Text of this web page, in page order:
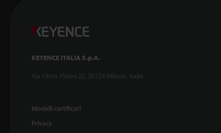
KEYENCE ITALIA S.p.A.
Via Vittor Pisani 22, 20124 Milano, Italia
Modelli certificati
Privacy